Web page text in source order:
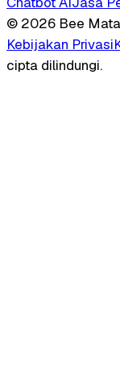
© 2026 Bee Mata
Kebijakan Privasi
cipta dilindungi.